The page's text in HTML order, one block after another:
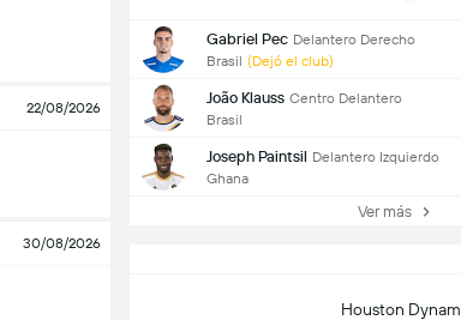
22/08/2026
30/08/2026
Gabriel Pec Delantero Derecho
Brasil (Dejó el club)
João Klauss Centro Delantero
Brasil
Joseph Paintsil Delantero Izquierdo
Ghana
Ver más
Houston